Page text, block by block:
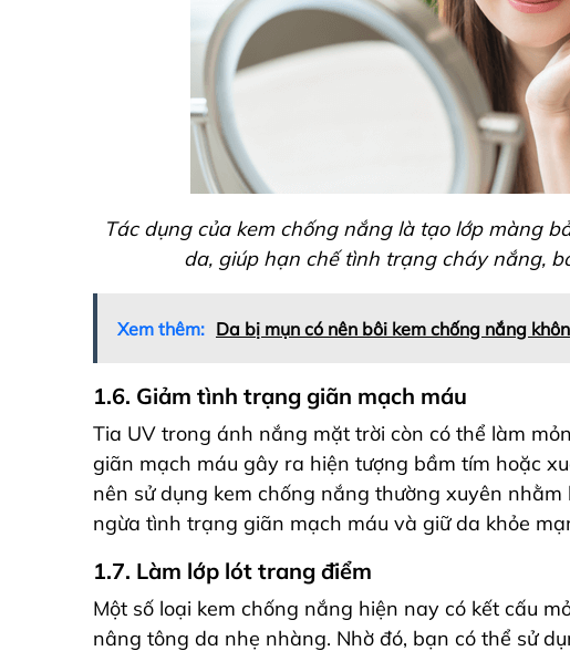
Tác dụng của kem chống nắng là tạo lớp màng
da, giúp hạn chế tình trạng cháy nắng,
Xem thêm: Da bị mụn có nên bôi kem chống nắng
1.6. Giảm tình trạng giãn mạch máu
Tia UV trong ánh nắng mặt trời còn có thể làm
giãn mạch máu gây ra hiện tượng bầm tím hoặc
nên sử dụng kem chống nắng thường xuyên
ngừa tình trạng giãn mạch máu và giữ da khỏe
1.7. Làm lớp lót trang điểm
Một số loại kem chống nắng hiện nay có kết cấu
nâng tông da nhẹ nhàng. Nhờ đó, bạn có thể sử